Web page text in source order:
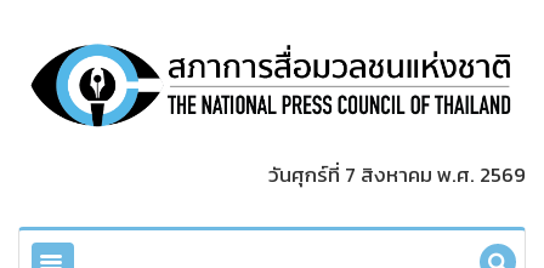
วันศุกร์ที่ 7 สิงหาคม พ.ศ. 2569